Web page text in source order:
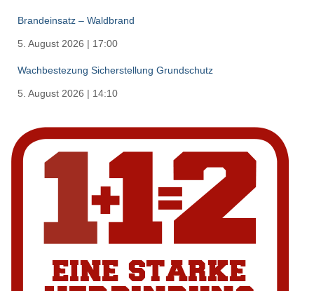
Brandeinsatz – Waldbrand
5. August 2026 | 17:00
Wachbestezung Sicherstellung Grundschutz
5. August 2026 | 14:10